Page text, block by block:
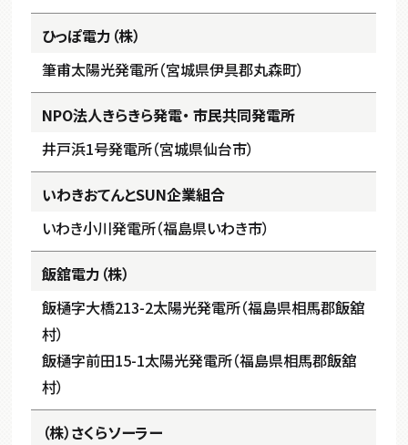
ひっぽ電力（株）
筆甫太陽光発電所（宮城県伊具郡丸森町）
NPO法人きらきら発電・ 市民共同発電所
井戸浜1号発電所（宮城県仙台市）
いわきおてんとSUN企業組合
いわき小川発電所（福島県いわき市）
飯舘電力（株）
飯樋字大橋213-2太陽光発電所（福島県相馬郡飯舘
村）
飯樋字前田15-1太陽光発電所（福島県相馬郡飯舘
村）
（株）さくらソーラー